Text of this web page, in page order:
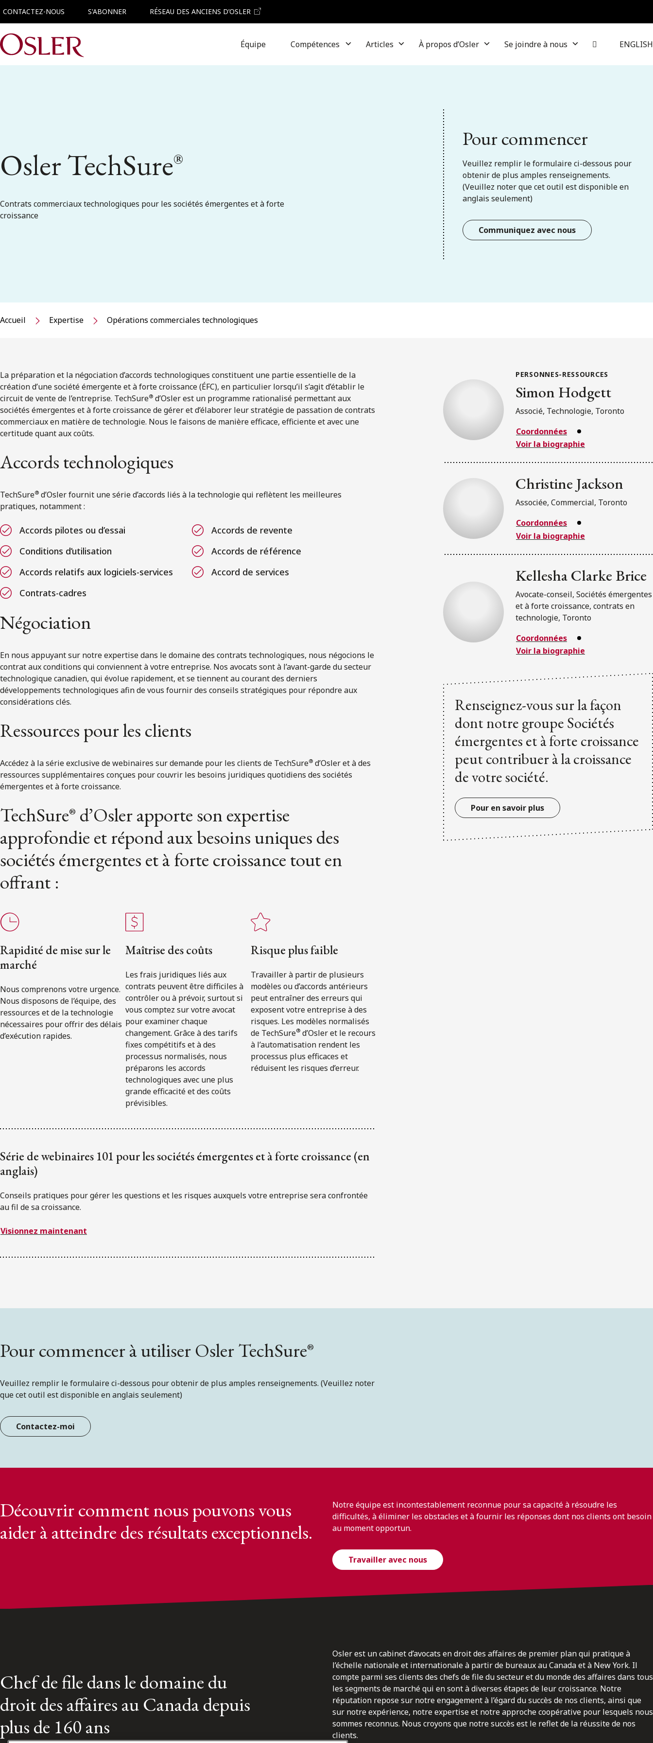
CONTACTEZ-NOUS S'ABONNER RÉSEAU DES ANCIENS D’OSLER
Main Navigation Équipe Compétences Articles À propos d’Osler Se joindre à nous ENGLISH
Osler TechSure®
Contrats commerciaux technologiques pour les sociétés émergentes et à forte
croissance
Pour commencer
Veuillez remplir le formulaire ci-dessous pour
obtenir de plus amples renseignements.
(Veuillez noter que cet outil est disponible en
anglais seulement)
Communiquez avec nous
Accueil Expertise Opérations commerciales technologiques
La préparation et la négociation d’accords technologiques constituent une partie essentielle de la
création d’une société émergente et à forte croissance (ÉFC), en particulier lorsqu’il s’agit d’établir le
circuit de vente de l’entreprise. TechSure® d’Osler est un programme rationalisé permettant aux
sociétés émergentes et à forte croissance de gérer et d’élaborer leur stratégie de passation de contrats
commerciaux en matière de technologie. Nous le faisons de manière efficace, efficiente et avec une
certitude quant aux coûts.
Accords technologiques
TechSure® d’Osler fournit une série d’accords liés à la technologie qui reflètent les meilleures
pratiques, notamment :
Accords pilotes ou d’essai
Conditions d’utilisation
Accords relatifs aux logiciels-services
Contrats-cadres
Accords de revente
Accords de référence
Accord de services
Négociation
En nous appuyant sur notre expertise dans le domaine des contrats technologiques, nous négocions le
contrat aux conditions qui conviennent à votre entreprise. Nos avocats sont à l’avant-garde du secteur
technologique canadien, qui évolue rapidement, et se tiennent au courant des derniers
développements technologiques afin de vous fournir des conseils stratégiques pour répondre aux
considérations clés.
Ressources pour les clients
Accédez à la série exclusive de webinaires sur demande pour les clients de TechSure® d’Osler et à des
ressources supplémentaires conçues pour couvrir les besoins juridiques quotidiens des sociétés
émergentes et à forte croissance.
TechSure® d’Osler apporte son expertise
approfondie et répond aux besoins uniques des
sociétés émergentes et à forte croissance tout en
offrant :
Rapidité de mise sur le
marché
Nous comprenons votre urgence.
Nous disposons de l’équipe, des
ressources et de la technologie
nécessaires pour offrir des délais
d’exécution rapides.
Maîtrise des coûts
Les frais juridiques liés aux
contrats peuvent être difficiles à
contrôler ou à prévoir, surtout si
vous comptez sur votre avocat
pour examiner chaque
changement. Grâce à des tarifs
fixes compétitifs et à des
processus normalisés, nous
préparons les accords
technologiques avec une plus
grande efficacité et des coûts
prévisibles.
Risque plus faible
Travailler à partir de plusieurs
modèles ou d’accords antérieurs
peut entraîner des erreurs qui
exposent votre entreprise à des
risques. Les modèles normalisés
de TechSure® d’Osler et le recours
à l’automatisation rendent les
processus plus efficaces et
réduisent les risques d’erreur.
Série de webinaires 101 pour les sociétés émergentes et à forte croissance (en
anglais)
Conseils pratiques pour gérer les questions et les risques auxquels votre entreprise sera confrontée
au fil de sa croissance.
Visionnez maintenant
PERSONNES-RESSOURCES
Simon Hodgett
Associé, Technologie, Toronto
Coordonnées
Voir la biographie
Christine Jackson
Associée, Commercial, Toronto
Coordonnées
Voir la biographie
Kellesha Clarke Brice
Avocate-conseil, Sociétés émergentes
et à forte croissance, contrats en
technologie, Toronto
Coordonnées
Voir la biographie
Renseignez-vous sur la façon
dont notre groupe Sociétés
émergentes et à forte croissance
peut contribuer à la croissance
de votre société.
Pour en savoir plus
Pour commencer à utiliser Osler TechSure®
Veuillez remplir le formulaire ci-dessous pour obtenir de plus amples renseignements. (Veuillez noter
que cet outil est disponible en anglais seulement)
Contactez-moi
Découvrir comment nous pouvons vous
aider à atteindre des résultats exceptionnels.
Notre équipe est incontestablement reconnue pour sa capacité à résoudre les
difficultés, à éliminer les obstacles et à fournir les réponses dont nos clients ont besoin
au moment opportun.
Travailler avec nous
Chef de file dans le domaine du
droit des affaires au Canada depuis
plus de 160 ans
Osler est un cabinet d’avocats en droit des affaires de premier plan qui pratique à
l’échelle nationale et internationale à partir de bureaux au Canada et à New York. Il
compte parmi ses clients des chefs de file du secteur et du monde des affaires dans tous
les segments de marché qui en sont à diverses étapes de leur croissance. Notre
réputation repose sur notre engagement à l’égard du succès de nos clients, ainsi que
sur notre expérience, notre expertise et notre approche coopérative pour lesquels nous
sommes reconnus. Nous croyons que notre succès est le reflet de la réussite de nos
clients.